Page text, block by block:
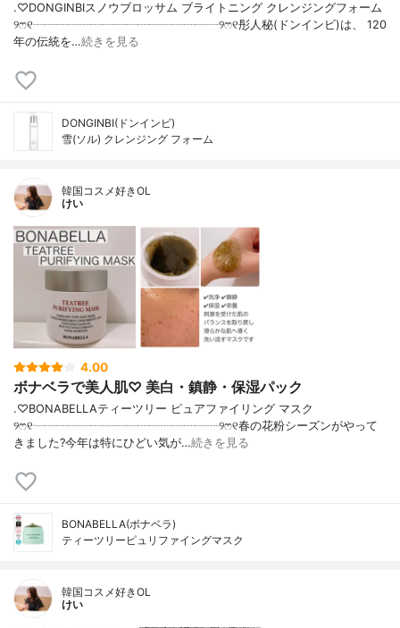
.♡DONGINBIスノウブロッサム ブライトニング クレンジングフォーム
୨ෆ୧┈┈┈┈┈┈┈┈┈┈┈┈┈┈┈┈୨ෆ୧彤人秘(ドンインビ)は、 120
年の伝統を…続きを見る
DONGINBI(ドンインビ)
雪(ソル) クレンジング フォーム
韓国コスメ好きOL
けい
4.00
ボナベラで美人肌♡ 美白・鎮静・保湿パック
.♡BONABELLAティーツリー ピュアファイリング マスク
୨ෆ୧┈┈┈┈┈┈┈┈┈┈┈┈┈┈┈┈୨ෆ୧春の花粉シーズンがやって
きました?今年は特にひどい気が…続きを見る
BONABELLA(ボナベラ)
ティーツリーピュリファイングマスク
韓国コスメ好きOL
けい